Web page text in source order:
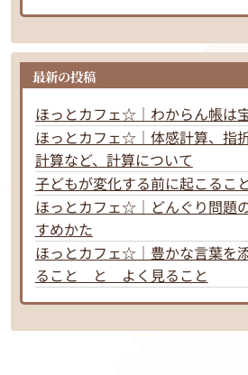
最新の投稿
ほっとカフェ☆｜わからん帳は
ほっとカフェ☆｜体感計算、指
計算など、計算について
子どもが変化する前に起こるこ
ほっとカフェ☆｜どんぐり問題
すめかた
ほっとカフェ☆｜豊かな言葉を
ること と よく見ること